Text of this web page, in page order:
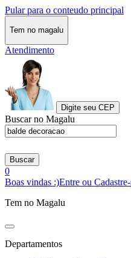
Pular para o conteudo principal
Tem no magalu
Atendimento
Digite seu CEP
Buscar no Magalu
Buscar
0
Boas vindas :)Entre ou
Tem no Magalu
Departamentos